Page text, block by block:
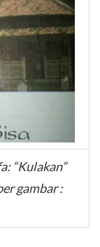
“Kulakan”
gambar :